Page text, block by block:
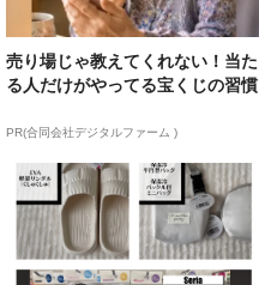
売り場じゃ教えてくれない！当た
る人だけがやってる宝くじの習慣
PR(合同会社デジタルファーム )